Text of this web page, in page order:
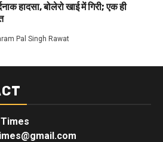
हादसा, बोलेरो खाई में गिरी; एक ही
Pal Singh Rawat